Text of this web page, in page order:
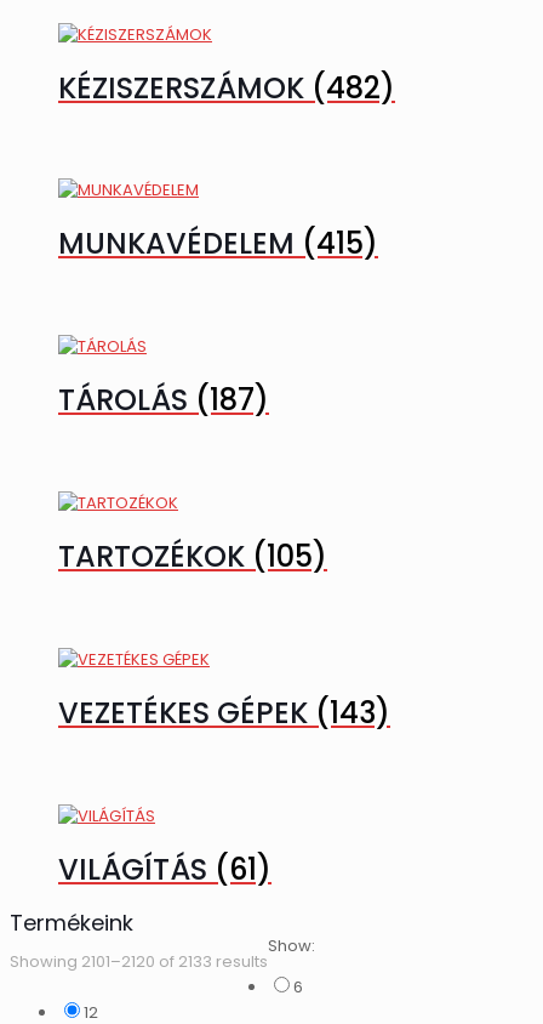
KÉZISZERSZÁMOK (482)
MUNKAVÉDELEM (415)
TÁROLÁS (187)
TARTOZÉKOK (105)
VEZETÉKES GÉPEK (143)
VILÁGÍTÁS (61)
Termékeink
Showing 2101–2120 of 2133 results
Show:
6
12